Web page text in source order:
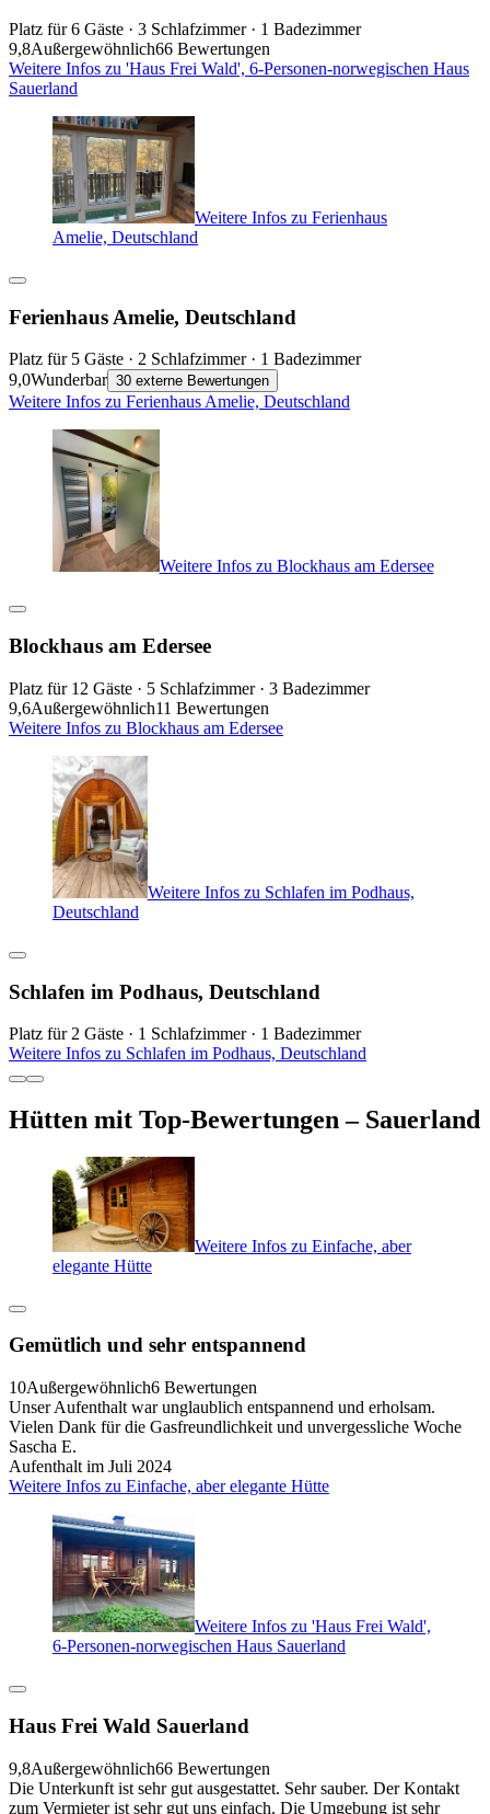
Platz für 6 Gäste · 3 Schlafzimmer · 1 Badezimmer
9,8Außergewöhnlich66 Bewertungen
Weitere Infos zu 'Haus Frei Wald', 6-Personen-norwegischen Haus
Sauerland
Weitere Infos zu Ferienhaus
Amelie, Deutschland
Ferienhaus Amelie, Deutschland
Platz für 5 Gäste · 2 Schlafzimmer · 1 Badezimmer
9,0Wunderbar 30 externe Bewertungen
Weitere Infos zu Ferienhaus Amelie, Deutschland
Weitere Infos zu Blockhaus am Edersee
Blockhaus am Edersee
Platz für 12 Gäste · 5 Schlafzimmer · 3 Badezimmer
9,6Außergewöhnlich11 Bewertungen
Weitere Infos zu Blockhaus am Edersee
Weitere Infos zu Schlafen im Podhaus,
Deutschland
Schlafen im Podhaus, Deutschland
Platz für 2 Gäste · 1 Schlafzimmer · 1 Badezimmer
Weitere Infos zu Schlafen im Podhaus, Deutschland
Hütten mit Top-Bewertungen – Sauerland
Weitere Infos zu Einfache, aber
elegante Hütte
Gemütlich und sehr entspannend
10Außergewöhnlich6 Bewertungen
Unser Aufenthalt war unglaublich entspannend und erholsam.
Vielen Dank für die Gasfreundlichkeit und unvergessliche Woche
Sascha E.
Aufenthalt im Juli 2024
Weitere Infos zu Einfache, aber elegante Hütte
Weitere Infos zu 'Haus Frei Wald',
6-Personen-norwegischen Haus Sauerland
Haus Frei Wald Sauerland
9,8Außergewöhnlich66 Bewertungen
Die Unterkunft ist sehr gut ausgestattet. Sehr sauber. Der Kontakt
zum Vermieter ist sehr gut uns einfach. Die Umgebung ist sehr